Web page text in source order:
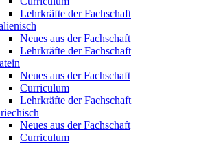
Lehrkräfte der Fachschaft
Neues aus der Fachschaft
Lehrkräfte der Fachschaft
Neues aus der Fachschaft
Curriculum
Lehrkräfte der Fachschaft
Neues aus der Fachschaft
Curriculum